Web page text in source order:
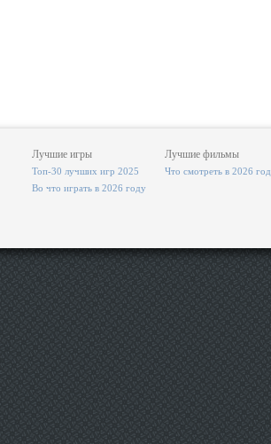
Лучшие игры
Топ-30 лучших игр 2025
Во что играть в 2026 году
Лучшие фильмы
Что смотреть в 2026